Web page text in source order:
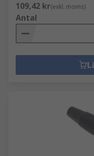
109,42 kr(exkl. moms)
Antal